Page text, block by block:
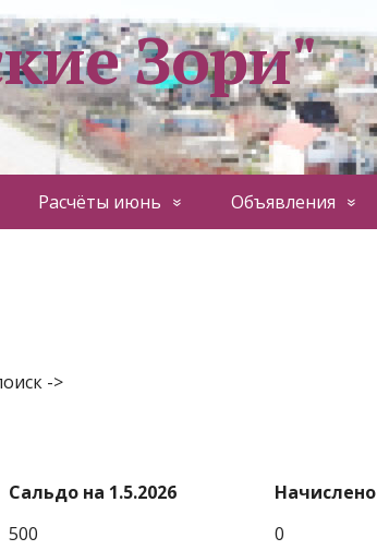
Зори"
Расчёты июнь Объявления
->
Сальдо на 1.5.2026 Начислено
500 0